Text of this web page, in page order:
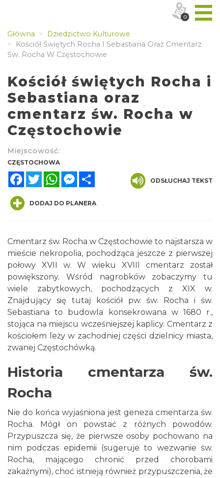
Główna
Dziedzictwo Kulturowe
Kościół Świętych Rocha I Sebastiana Oraz Cmentarz
Św. Rocha W Częstochowie
Kościół świętych Rocha i
Sebastiana oraz
cmentarz św. Rocha w
Częstochowie
Miejscowość:
CZĘSTOCHOWA
FacebookTwitterWhatsAppMessenger
ODSŁUCHAJ TEKST
DODAJ DO PLANERA
Cmentarz św. Rocha w Częstochowie to najstarsza w
mieście nekropolia, pochodząca jeszcze z pierwszej
połowy XVII w. W wieku XVIII cmentarz został
powiększony. Wśród nagrobków zobaczymy tu
wiele zabytkowych, pochodzących z XIX w.
Znajdujący się tutaj kościół pw. św. Rocha i św.
Sebastiana to budowla konsekrowana w 1680 r.,
stojąca na miejscu wcześniejszej kaplicy. Cmentarz z
kościołem leży w zachodniej części dzielnicy miasta,
zwanej Częstochówką.
Historia cmentarza św.
Rocha
Nie do końca wyjaśniona jest geneza cmentarza św.
Rocha. Mógł on powstać z różnych powodów.
Przypuszcza się, że pierwsze osoby pochowano na
nim podczas epidemii (sugeruje to wezwanie św.
Rocha, mającego chronić przed chorobami
zakaźnymi), choć istnieją również przypuszczenia, że
0